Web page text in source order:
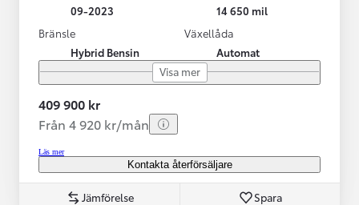
09-2023
14 650 mil
Bränsle
Hybrid Bensin
Växellåda
Automat
Visa mer
409 900 kr
Från 4 920 kr/mån
Läs mer
Kontakta återförsäljare
Jämförelse Spara